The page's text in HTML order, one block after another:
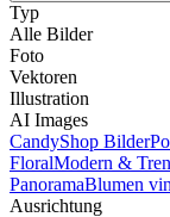
Typ
Alle Bilder
Foto
Vektoren
Illustration
AI Images
CandyShop Bilder
FloralModern &
PanoramaBlumen
Ausrichtung